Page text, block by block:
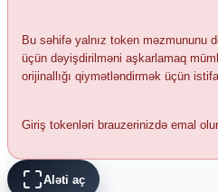
Bu səhifə yalnız token məzmununu
üçün dəyişdirilməni aşkarlamaq
orijinallığı qiymətləndirmək üçün
Giriş tokenləri brauzerinizdə emal
Aləti aç